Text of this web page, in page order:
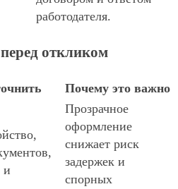
работодателя.
откликом
Почему это важно
и
Прозрачное
оформление
снижает риск
задержек и
спорных